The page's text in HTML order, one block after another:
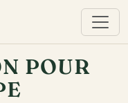
POUR